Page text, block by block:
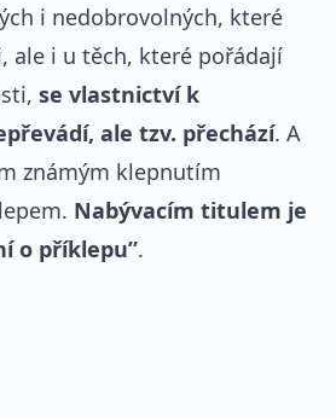
i nedobrovolných, které
ale i u těch, které pořádají
se vlastnictví k
ale tzv. přechází. A
známým klepnutím
Nabývacím titulem je
o příklepu”.